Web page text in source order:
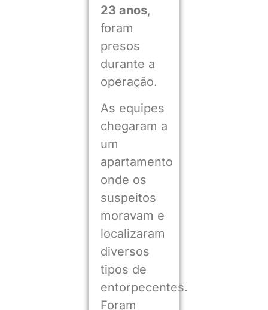
23 anos,
foram
presos
durante a
operação.
As equipes
chegaram a
um
apartamento
onde os
suspeitos
moravam e
localizaram
diversos
tipos de
entorpecentes.
Foram